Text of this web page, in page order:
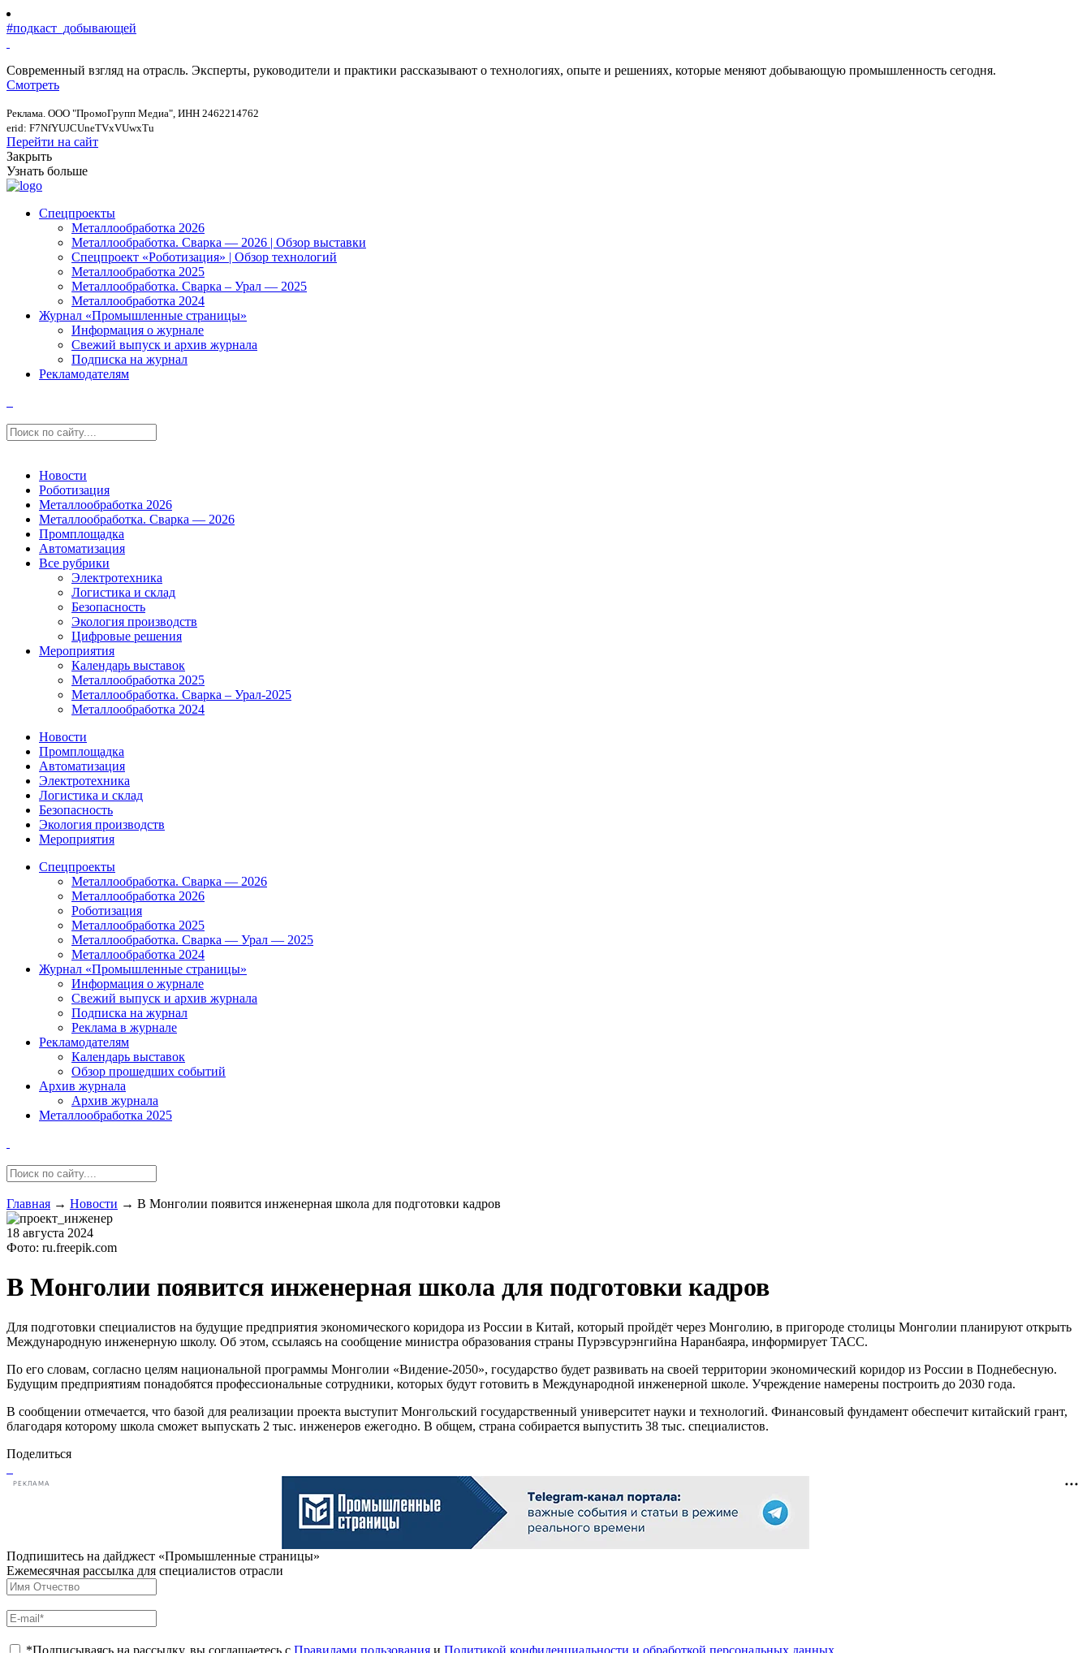
#подкаст_добывающей
Современный взгляд на отрасль. Эксперты, руководители и практики рассказывают о технологиях, опыте и решениях, которые меняют добывающую промышленность сегодня.
Смотреть
Реклама. ООО "ПромоГрупп Медиа", ИНН 2462214762
erid: F7NfYUJCUneTVxVUwxTu
Перейти на сайт
Закрыть
Узнать больше
Спецпроекты
Металлообработка 2026
Металлообработка. Сварка — 2026 | Обзор выставки
Спецпроект «Роботизация» | Обзор технологий
Металлообработка 2025
Металлообработка. Сварка – Урал — 2025
Металлообработка 2024
Журнал «Промышленные страницы»
Информация о журнале
Свежий выпуск и архив журнала
Подписка на журнал
Рекламодателям
Новости
Роботизация
Металлообработка 2026
Металлообработка. Сварка — 2026
Промплощадка
Автоматизация
Все рубрики
Электротехника
Логистика и склад
Безопасность
Экология производств
Цифровые решения
Мероприятия
Календарь выставок
Металлообработка 2025
Металлообработка. Сварка – Урал-2025
Металлообработка 2024
Новости
Промплощадка
Автоматизация
Электротехника
Логистика и склад
Безопасность
Экология производств
Мероприятия
Спецпроекты
Металлообработка. Сварка — 2026
Металлообработка 2026
Роботизация
Металлообработка 2025
Металлообработка. Сварка — Урал — 2025
Металлообработка 2024
Журнал «Промышленные страницы»
Информация о журнале
Свежий выпуск и архив журнала
Подписка на журнал
Реклама в журнале
Рекламодателям
Календарь выставок
Обзор прошедших событий
Архив журнала
Архив журнала
Металлообработка 2025
Главная → Новости → В Монголии появится инженерная школа для подготовки кадров
18 августа 2024
Фото: ru.freepik.com
В Монголии появится инженерная школа для подготовки кадров
Для подготовки специалистов на будущие предприятия экономического коридора из России в Китай, который пройдёт через Монголию, в пригороде столицы Монголии планируют открыть
Международную инженерную школу. Об этом, ссылаясь на сообщение министра образования страны Пурэвсурэнгийна Наранбаяра, информирует ТАСС.
По его словам, согласно целям национальной программы Монголии «Видение-2050», государство будет развивать на своей территории экономический коридор из России в Поднебесную.
Будущим предприятиям понадобятся профессиональные сотрудники, которых будут готовить в Международной инженерной школе. Учреждение намерены построить до 2030 года.
В сообщении отмечается, что базой для реализации проекта выступит Монгольский государственный университет науки и технологий. Финансовый фундамент обеспечит китайский грант,
благодаря которому школа сможет выпускать 2 тыс. инженеров ежегодно. В общем, страна собирается выпустить 38 тыс. специалистов.
Поделиться
РЕКЛАМА
Подпишитесь на дайджест «Промышленные страницы»
Ежемесячная рассылка для специалистов отрасли
*Подписываясь на рассылку, вы соглашаетесь с Правилами пользования и Политикой конфиденциальности и обработкой персональных данных